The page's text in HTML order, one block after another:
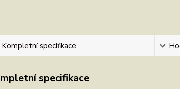
Kompletní specifikace
specifikace